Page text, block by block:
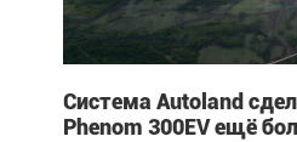
Система Autoland
Phenom 300EV ещё